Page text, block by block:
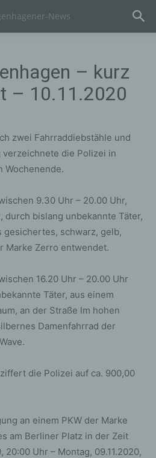
– kurz
– 10.11.2020
zwei Fahrraddiebstähle und
die Polizei in
Wochenende.
9.30 Uhr – 20.00 Uhr,
durch bislang unbekannte Täter,
gesichertes, schwarz, gelb,
Marke Zerro entwendet.
16.20 Uhr – 20.00 Uhr
Täter, aus einem
an der Straße Im hohen
Damenfahrrad der
die Polizei auf ca. 900,00
an einem PKW der Marke
am Berliner Platz in der Zeit
20:00 Uhr – Montag, 09.11.2020,